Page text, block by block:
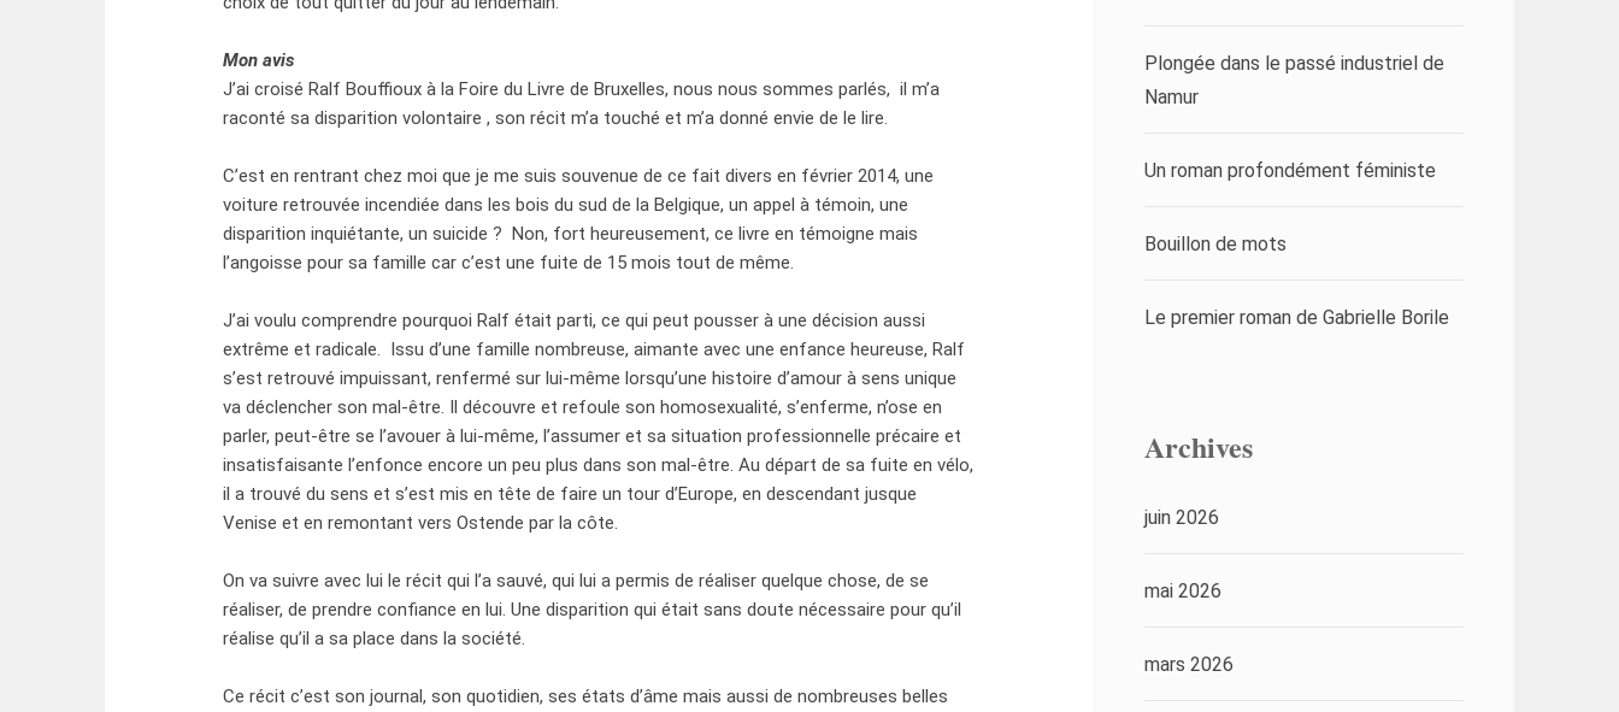
Mon avis
J’ai croisé Ralf Bouffioux à la Foire du Livre de Bruxelles, nous nous sommes parlés, il m’a
raconté sa disparition volontaire , son récit m’a touché et m’a donné envie de le lire.
C’est en rentrant chez moi que je me suis souvenue de ce fait divers en février 2014, une
voiture retrouvée incendiée dans les bois du sud de la Belgique, un appel à témoin, une
disparition inquiétante, un suicide ? Non, fort heureusement, ce livre en témoigne mais
l’angoisse pour sa famille car c’est une fuite de 15 mois tout de même.
J’ai voulu comprendre pourquoi Ralf était parti, ce qui peut pousser à une décision aussi
extrême et radicale. Issu d’une famille nombreuse, aimante avec une enfance heureuse, Ralf
s’est retrouvé impuissant, renfermé sur lui-même lorsqu’une histoire d’amour à sens unique
va déclencher son mal-être. Il découvre et refoule son homosexualité, s’enferme, n’ose en
parler, peut-être se l’avouer à lui-même, l’assumer et sa situation professionnelle précaire et
insatisfaisante l’enfonce encore un peu plus dans son mal-être. Au départ de sa fuite en vélo,
il a trouvé du sens et s’est mis en tête de faire un tour d’Europe, en descendant jusque
Venise et en remontant vers Ostende par la côte.
On va suivre avec lui le récit qui l’a sauvé, qui lui a permis de réaliser quelque chose, de se
réaliser, de prendre confiance en lui. Une disparition qui était sans doute nécessaire pour qu’il
réalise qu’il a sa place dans la société.
Ce récit c’est son journal, son quotidien, ses états d’âme mais aussi de nombreuses belles
Plongée dans le passé industriel de
Namur
Un roman profondément féministe
Bouillon de mots
Le premier roman de Gabrielle Borile
Archives
juin 2026
mai 2026
mars 2026